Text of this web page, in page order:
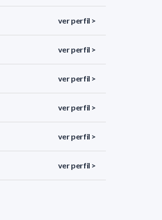
ver perfil >
ver perfil >
ver perfil >
ver perfil >
ver perfil >
ver perfil >